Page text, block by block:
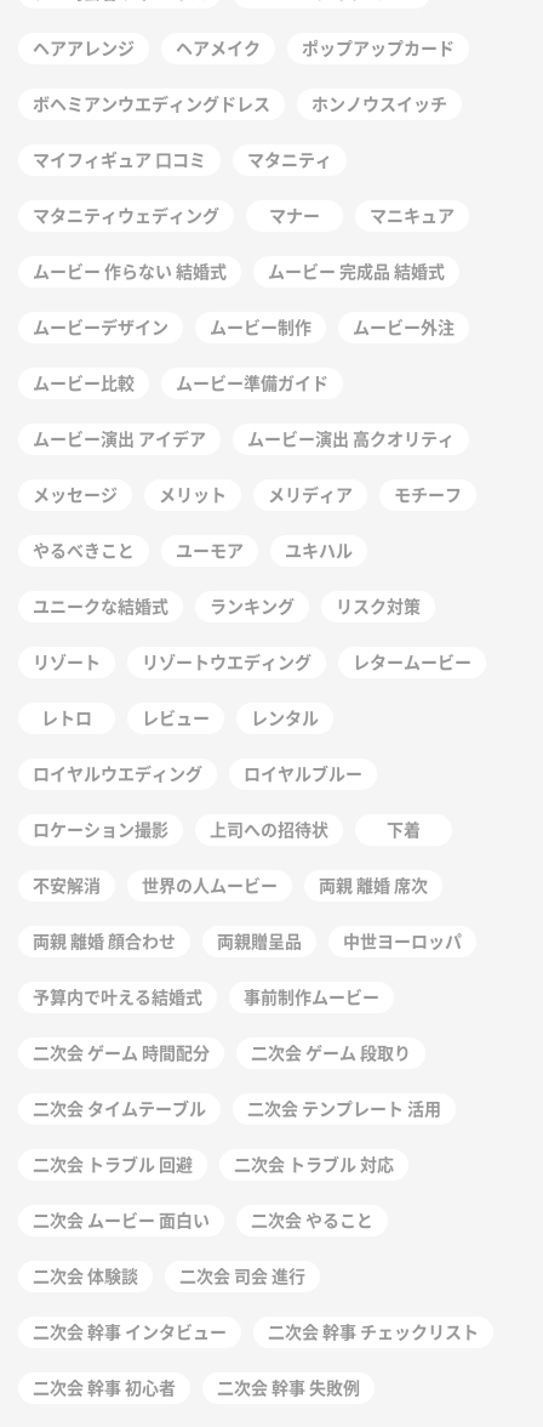
ヘアアレンジ ヘアメイク ポップアップカード
ボヘミアンウエディングドレス ホンノウスイッチ
マイフィギュア 口コミ マタニティ
マタニティウェディング マナー マニキュア
ムービー 作らない 結婚式 ムービー 完成品 結婚式
ムービーデザイン ムービー制作 ムービー外注
ムービー比較 ムービー準備ガイド
ムービー演出 アイデア ムービー演出 高クオリティ
メッセージ メリット メリディア モチーフ
やるべきこと ユーモア ユキハル
ユニークな結婚式 ランキング リスク対策
リゾート リゾートウエディング レタームービー
レトロ レビュー レンタル
ロイヤルウエディング ロイヤルブルー
ロケーション撮影 上司への招待状 下着
不安解消 世界の人ムービー 両親 離婚 席次
両親 離婚 顔合わせ 両親贈呈品 中世ヨーロッパ
予算内で叶える結婚式 事前制作ムービー
二次会 ゲーム 時間配分 二次会 ゲーム 段取り
二次会 タイムテーブル 二次会 テンプレート 活用
二次会 トラブル 回避 二次会 トラブル 対応
二次会 ムービー 面白い 二次会 やること
二次会 体験談 二次会 司会 進行
二次会 幹事 インタビュー 二次会 幹事 チェックリスト
二次会 幹事 初心者 二次会 幹事 失敗例